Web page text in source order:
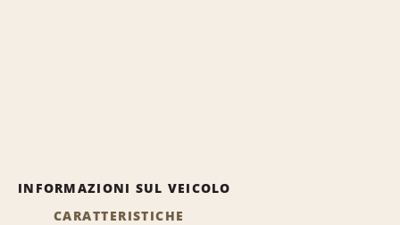
INFORMAZIONI SUL VEICOLO
CARATTERISTICHE